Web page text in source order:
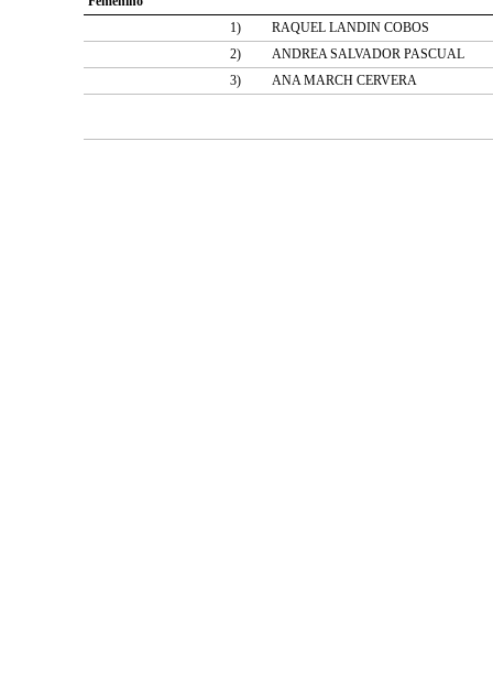
1)
RAQUEL LANDIN COBOS
2)
ANDREA SALVADOR PASCUAL
3)
ANA MARCH CERVERA